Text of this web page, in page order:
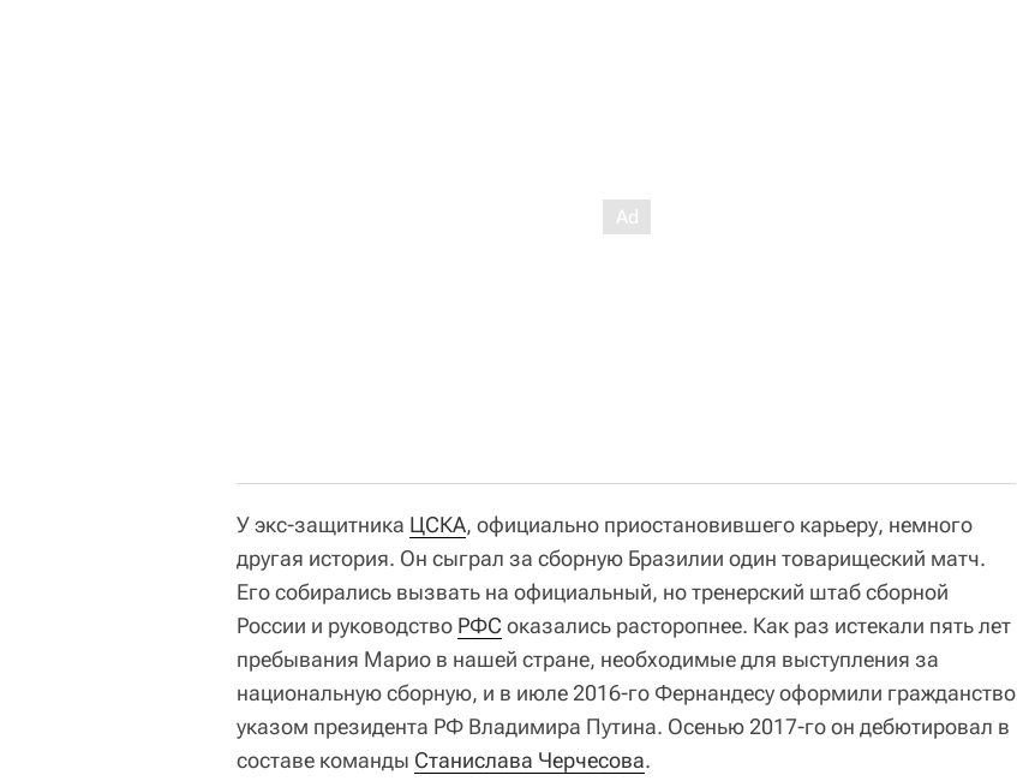
У экс-защитника ЦСКА, официально приостановившего карьеру, немного
другая история. Он сыграл за сборную Бразилии один товарищеский матч.
Его собирались вызвать на официальный, но тренерский штаб сборной
России и руководство РФС оказались расторопнее. Как раз истекали пять лет
пребывания Марио в нашей стране, необходимые для выступления за
национальную сборную, и в июле 2016-го Фернандесу оформили гражданство
указом президента РФ Владимира Путина. Осенью 2017-го он дебютировал в
составе команды Станислава Черчесова.